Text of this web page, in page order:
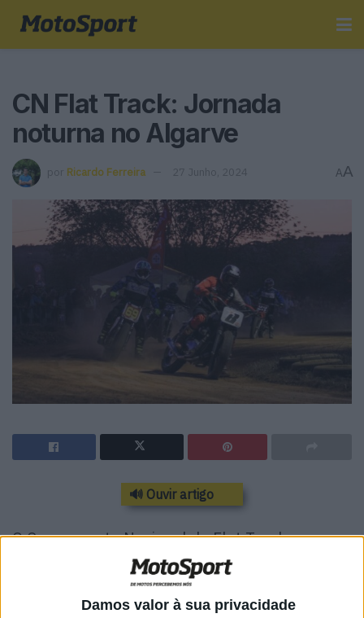
Damos valor à sua privacidade
CN Flat Track: Jornada
noturna no Algarve
por Ricardo Ferreira 27 Junho, 2024 AA
🔊 Ouvir artigo
O Campeonato Nacional de Flat Track
continua rumo a sul para a sua terceira ronda,
com uma prova noturna este sábado em São
Bartolomeu de Messines.